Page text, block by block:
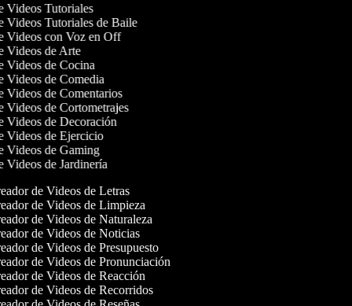
Videos Tutoriales
Videos Tutoriales de Baile
Videos con Voz en Off
Videos de Arte
Videos de Cocina
Videos de Comedia
Videos de Comentarios
Videos de Cortometrajes
Videos de Decoración
Videos de Ejercicio
Videos de Gaming
Videos de Jardinería
de Videos de Letras
de Videos de Limpieza
de Videos de Naturaleza
de Videos de Noticias
de Videos de Presupuesto
de Videos de Pronunciación
de Videos de Reacción
de Videos de Recorridos